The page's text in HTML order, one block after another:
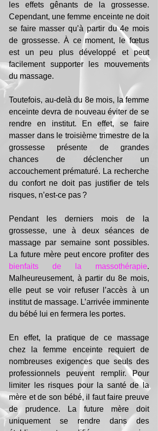
les effets gênants de la grossesse.
Cependant, une femme enceinte ne doit
se faire masser qu’à partir du 4e mois
de grossesse. À ce moment, le fœtus
est un peu plus développé et peut
facilement supporter les mouvements
du massage.
Toutefois, au-delà du 8e mois, la femme
enceinte devra de nouveau éviter de se
rendre en institut. En effet, se faire
masser dans le troisième trimestre de la
grossesse présente de grandes
chances de déclencher un
accouchement prématuré. La recherche
du confort ne doit pas justifier de tels
risques, n’est-ce pas ?
Pendant les derniers mois de la
grossesse, une à deux séances de
massage par semaine sont possibles.
bienfaits de la massothérapie.
Malheureusement, à partir du 8e mois,
elle peut se voir refuser l’accès à un
institut de massage. L’arrivée imminente
du bébé lui en fermera les portes.
En effet, la pratique de ce massage
chez la femme enceinte requiert de
nombreuses exigences que seuls des
professionnels peuvent remplir. Pour
limiter les risques pour la santé de la
mère et de son bébé, il faut faire preuve
de prudence. La future mère doit
uniquement se rendre dans des